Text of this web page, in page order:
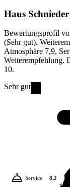
Haus Schnieder
Bewertungsprofil
(Sehr gut).
Atmosphäre 7,9,
Weiterempfehlung.
10.
Sehr gut
Service 8,2